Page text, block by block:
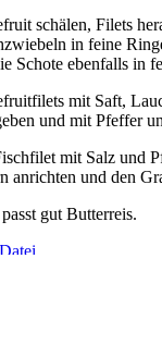
schälen, Filets
in feine
Schote ebenfalls in
mit Saft,
und mit Pfeffer
mit Salz und
anrichten und den
gut Butterreis.